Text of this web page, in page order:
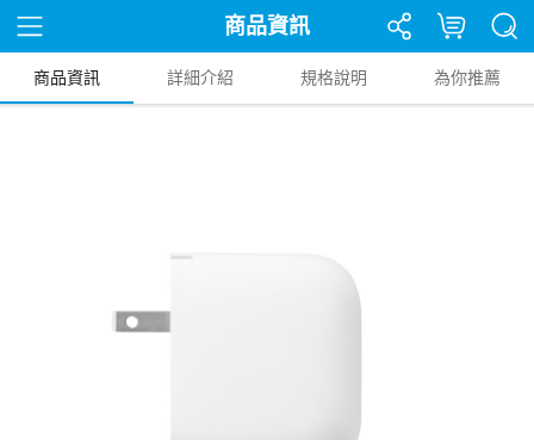
商品資訊
商品資訊 詳細介紹 規格說明 為你推薦